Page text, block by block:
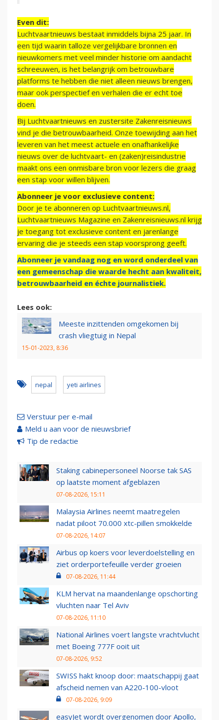
Even dit:
Luchtvaartnieuws bestaat inmiddels bijna 25 jaar. In
een tijd waarin talloze vergelijkbare bronnen en
nieuwkomers met veel minder historie om aandacht
schreeuwen, is het belangrijk om betrouwbare
platforms te hebben die niet alleen nieuws brengen,
maar ook perspectief en verhalen die er echt toe
doen.
Bij Luchtvaartnieuws en zustersite Zakenreisnieuws
vind je die betrouwbaarheid. Onze toewijding aan het
leveren van het meest actuele en onafhankelijke
nieuws over de luchtvaart- en (zaken)reisindustrie
maakt ons een onmisbare bron voor lezers die graag
een stap voor willen blijven.
Abonneer je voor exclusieve content:
Door je te abonneren op Luchtvaartnieuws.nl,
Luchtvaartnieuws Magazine en Zakenreisnieuws.nl krijg
je toegang tot exclusieve content en jarenlange
ervaring die je steeds een stap voorsprong geeft.
Abonneer je vandaag nog en word onderdeel van
een gemeenschap die waarde hecht aan kwaliteit,
betrouwbaarheid en échte journalistiek.
Lees ook:
Meeste inzittenden omgekomen bij
crash vliegtuig in Nepal
15-01-2023, 8:36
nepal yeti airlines
Verstuur per e-mail
Meld u aan voor de nieuwsbrief
Tip de redactie
Staking cabinepersoneel Noorse tak SAS
op laatste moment afgeblazen
07-08-2026, 15:11
Malaysia Airlines neemt maatregelen
nadat piloot 70.000 xtc-pillen smokkelde
07-08-2026, 14:07
Airbus op koers voor leverdoelstelling en
ziet orderportefeuille verder groeien
07-08-2026, 11:44
KLM hervat na maandenlange opschorting
vluchten naar Tel Aviv
07-08-2026, 11:10
National Airlines voert langste vrachtvlucht
met Boeing 777F ooit uit
07-08-2026, 9:52
SWISS hakt knoop door: maatschappij gaat
afscheid nemen van A220-100-vloot
07-08-2026, 9:09
easyJet wordt overgenomen door Apollo,